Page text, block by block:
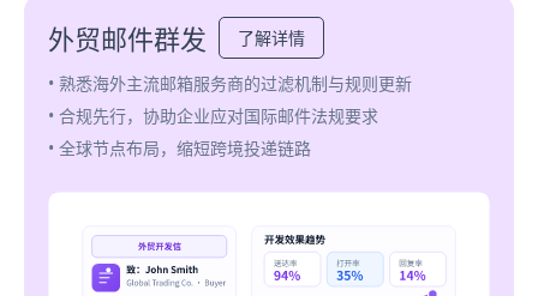
外贸邮件群发
了解详情
• 熟悉海外主流邮箱服务商的过滤机制与规则更新
• 合规先行，协助企业应对国际邮件法规要求
• 全球节点布局，缩短跨境投递链路